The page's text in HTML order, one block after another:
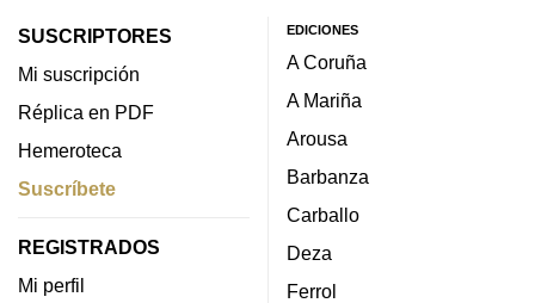
SUSCRIPTORES
Mi suscripción
Réplica en PDF
Hemeroteca
Suscríbete
REGISTRADOS
Mi perfil
EDICIONES
A Coruña
A Mariña
Arousa
Barbanza
Carballo
Deza
Ferrol